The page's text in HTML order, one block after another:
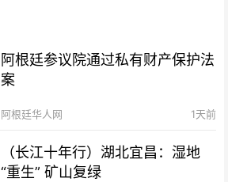
阿根廷参议院通过私有财产保护法
案
阿根廷华人网 1天前
（长江十年行）湖北宜昌：湿地
“重生” 矿山复绿